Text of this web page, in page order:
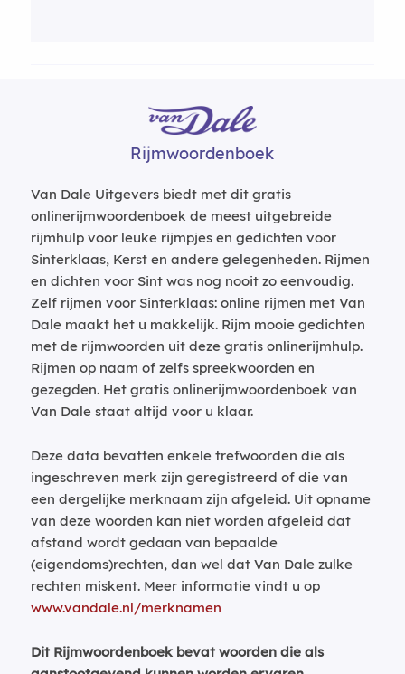
Rijmwoordenboek
Van Dale Uitgevers biedt met dit gratis
onlinerijmwoordenboek de meest uitgebreide
rijmhulp voor leuke rijmpjes en gedichten voor
Sinterklaas, Kerst en andere gelegenheden. Rijmen
en dichten voor Sint was nog nooit zo eenvoudig.
Zelf rijmen voor Sinterklaas: online rijmen met Van
Dale maakt het u makkelijk. Rijm mooie gedichten
met de rijmwoorden uit deze gratis onlinerijmhulp.
Rijmen op naam of zelfs spreekwoorden en
gezegden. Het gratis onlinerijmwoordenboek van
Van Dale staat altijd voor u klaar.
Deze data bevatten enkele trefwoorden die als
ingeschreven merk zijn geregistreerd of die van
een dergelijke merknaam zijn afgeleid. Uit opname
van deze woorden kan niet worden afgeleid dat
afstand wordt gedaan van bepaalde
(eigendoms)rechten, dan wel dat Van Dale zulke
rechten miskent. Meer informatie vindt u op
www.vandale.nl/merknamen
Dit Rijmwoordenboek bevat woorden die als